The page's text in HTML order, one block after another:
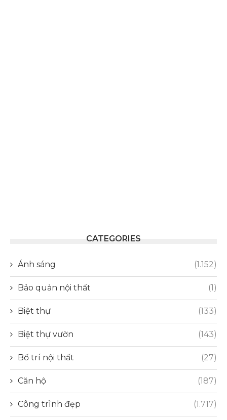
CATEGORIES
Ánh sáng (1.152)
Bảo quản nội thất (1)
Biệt thự (133)
Biệt thự vườn (143)
Bố trí nội thất (27)
Căn hộ (187)
Công trình đẹp (1.717)